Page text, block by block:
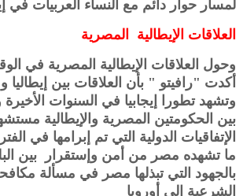
لمسار حوار دائم مع النساء العربيات في
العلاقات الإيطالية المصرية
وحول العلاقات الإيطالية المصرية في
أكدت "رافيتو " بأن العلاقات بين
وتشهد تطورا إيجابيا في السنوات الأخيرة
بين الحكومتين المصرية والإيطالية
الإتفاقيات الدولية التي تم إبرامها في
ما تشهده مصر من أمن وإستقرار بين
بالجهود التي تبذلها مصر في مسألة
الشرعية إلي أوروبا